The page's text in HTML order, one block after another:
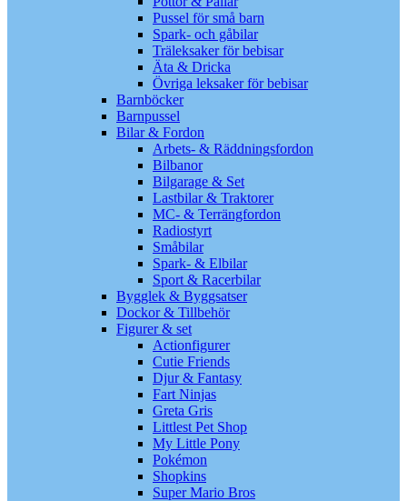
Pussel för små barn
Spark- och gåbilar
Träleksaker för bebisar
Äta & Dricka
Övriga leksaker för bebisar
Barnböcker
Barnpussel
Bilar & Fordon
Arbets- & Räddningsfordon
Bilbanor
Bilgarage & Set
Lastbilar & Traktorer
MC- & Terrängfordon
Radiostyrt
Småbilar
Spark- & Elbilar
Sport & Racerbilar
Bygglek & Byggsatser
Dockor & Tillbehör
Figurer & set
Actionfigurer
Cutie Friends
Djur & Fantasy
Fart Ninjas
Greta Gris
Littlest Pet Shop
My Little Pony
Pokémon
Shopkins
Super Mario Bros